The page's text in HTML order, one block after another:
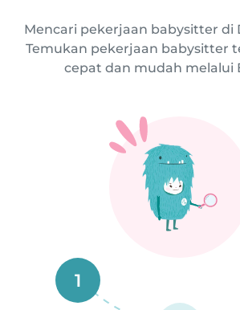
Mencari pekerjaan babysitter di
Temukan pekerjaan babysitter
cepat dan mudah melalui
1